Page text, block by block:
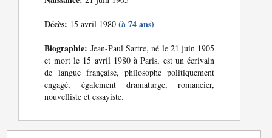
Décès: 15 avril 1980(à 74 ans)
Biographie: Jean-Paul Sartre, né le 21 juin 1905
et mort le 15 avril 1980 à Paris, est un écrivain
de langue française, philosophe politiquement
engagé, également dramaturge, romancier,
nouvelliste et essayiste.